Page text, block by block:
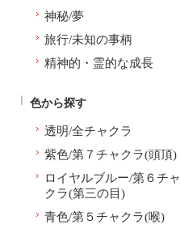
神秘/夢
旅行/未知の事柄
精神的・霊的な成長
色から探す
透明/全チャクラ
紫色/第７チャクラ(頭頂)
ロイヤルブルー/第６チャ
クラ(第三の目)
青色/第５チャクラ(喉)